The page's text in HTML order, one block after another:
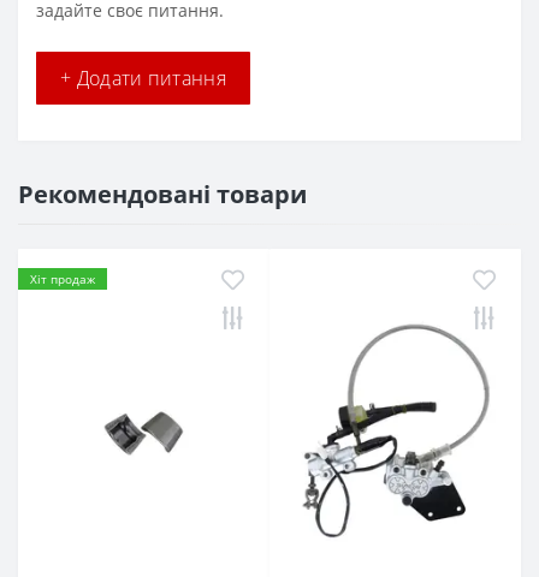
задайте своє питання.
+ Додати питання
Рекомендовані товари
Хіт продаж